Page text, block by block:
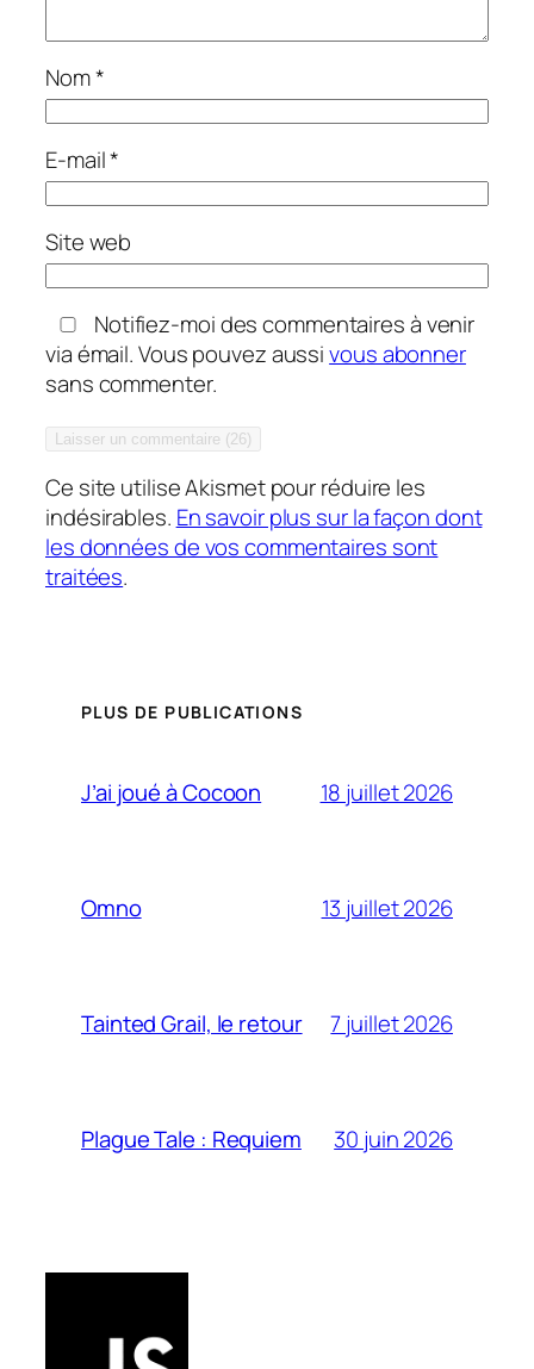
Nom*
E-mail*
Site web
Notifiez-moi des commentaires à venir
via émail. Vous pouvez aussivous abonner
sans commenter.
Ce site utilise Akismet pour réduire les
indésirables. En savoir plus sur la façon dont
les données de vos commentaires sont
traitées.
PLUS DE PUBLICATIONS
J’ai joué à Cocoon 18 juillet 2026
Omno 13 juillet 2026
Tainted Grail, le retour 7 juillet 2026
Plague Tale : Requiem 30 juin 2026